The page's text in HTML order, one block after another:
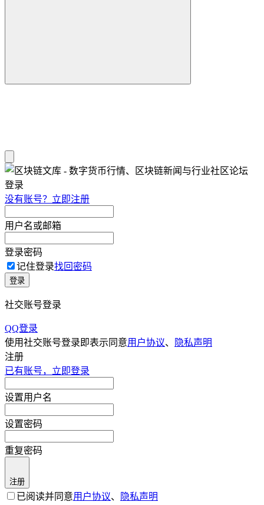
登录
没有账号？立即注册
用户名或邮箱
登录密码
记住登录找回密码
登录
社交账号登录
QQ登录
使用社交账号登录即表示同意用户协议、
隐私声明
注册
已有账号，立即登录
设置用户名
设置密码
重复密码
注册
已阅读并同意用户协议、 隐私声明